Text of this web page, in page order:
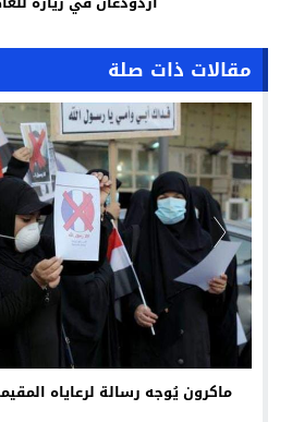
مقالات ذات صلة
ماكرون يُوجه رسالة لرعاياه